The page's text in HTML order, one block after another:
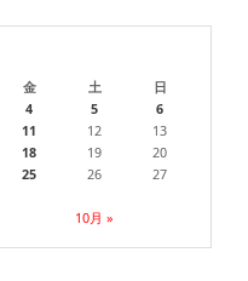
金 土 日
10月 »
4 5
6
11 12
13
18 19
20
25 26
27